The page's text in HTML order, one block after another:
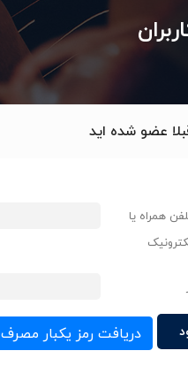
عضو شده اید
همراه یا
دریافت رمز یکبار مصرف